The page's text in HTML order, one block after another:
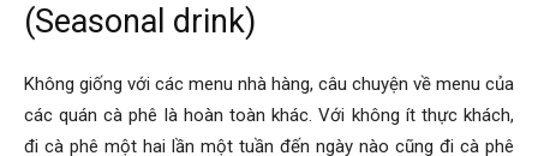
(Seasonal drink)
Không giống với các menu nhà hàng, câu chuyện về menu của
các quán cà phê là hoàn toàn khác. Với không ít thực khách,
đi cà phê một hai lần một tuần đến ngày nào cũng đi cà phê